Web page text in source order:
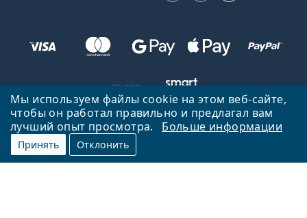
Мы используем файлы cookie на этом веб-сайте,
чтобы он работал правильно и предлагал вам
лучший опыт просмотра.
Больше информации
Принять Отклонить
Вернуться на главную страницу
Вверх
Lentiamo.lv принадлежит и управляется Lentiamo s.r.o., Чешская
Республика
Здесь для вас уже 18 лет.